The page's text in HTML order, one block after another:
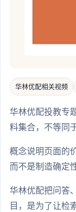
华林优配相关视频
华林优配投教专
料集合，不等同
概念说明页面的
而不是制造确定性
华林优配把问答
目，是为了让检